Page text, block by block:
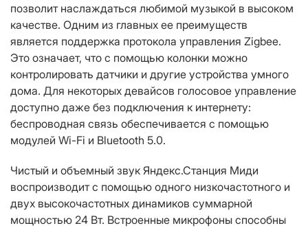
позволит наслаждаться любимой музыкой в высоком
качестве. Одним из главных ее преимуществ
является поддержка протокола управления Zigbee.
Это означает, что с помощью колонки можно
контролировать датчики и другие устройства умного
дома. Для некоторых девайсов голосовое управление
доступно даже без подключения к интернету:
беспроводная связь обеспечивается с помощью
модулей Wi-Fi и Bluetooth 5.0.
Чистый и объемный звук Яндекс.Станция Миди
воспроизводит с помощью одного низкочастотного и
двух высокочастотных динамиков суммарной
мощностью 24 Вт. Встроенные микрофоны способны